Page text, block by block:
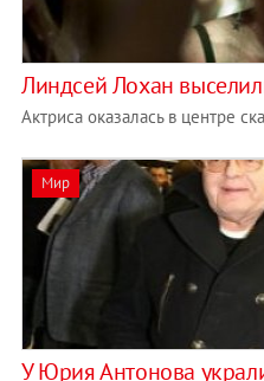
Линдсей Лохан
Актриса оказалась в центре
Мир
У Юрия Антонова